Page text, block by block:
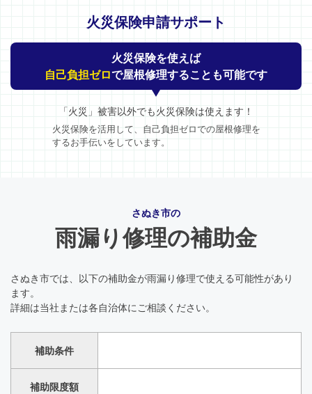
火災保険申請サポート
火災保険を使えば
自己負担ゼロで屋根修理することも可能です
「火災」被害以外でも火災保険は使えます！
火災保険を活用して、自己負担ゼロでの屋根修理を
するお手伝いをしています。
さぬき市の
雨漏り修理の補助金
さぬき市では、以下の補助金が雨漏り修理で使える可能性があり
ます。
詳細は当社または各自治体にご相談ください。
補助条件
補助限度額